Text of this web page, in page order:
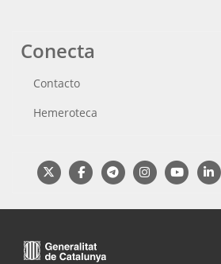
Conecta
Contacto
Hemeroteca